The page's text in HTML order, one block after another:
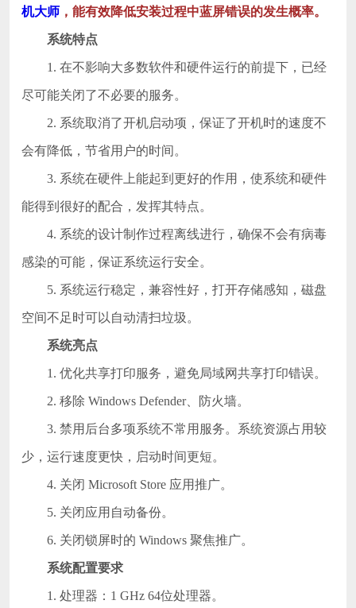
机大师，能有效降低安装过程中蓝屏错误的发生概率。
系统特点
1. 在不影响大多数软件和硬件运行的前提下，已经
尽可能关闭了不必要的服务。
2. 系统取消了开机启动项，保证了开机时的速度不
会有降低，节省用户的时间。
3. 系统在硬件上能起到更好的作用，使系统和硬件
能得到很好的配合，发挥其特点。
4. 系统的设计制作过程离线进行，确保不会有病毒
感染的可能，保证系统运行安全。
5. 系统运行稳定，兼容性好，打开存储感知，磁盘
空间不足时可以自动清扫垃圾。
系统亮点
1. 优化共享打印服务，避免局域网共享打印错误。
2. 移除 Windows Defender、防火墙。
3. 禁用后台多项系统不常用服务。系统资源占用较
少，运行速度更快，启动时间更短。
4. 关闭 Microsoft Store 应用推广。
5. 关闭应用自动备份。
6. 关闭锁屏时的 Windows 聚焦推广。
系统配置要求
1. 处理器：1 GHz 64位处理器。